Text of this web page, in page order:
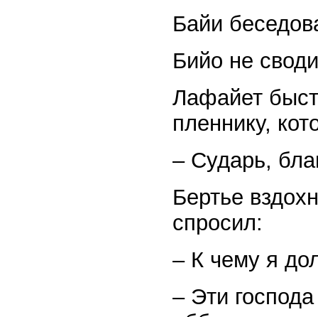
Байи
Бийо не
Лафайет
пленнику,
– Сударь,
Бертье
спросил:
– К чему я
– Эти